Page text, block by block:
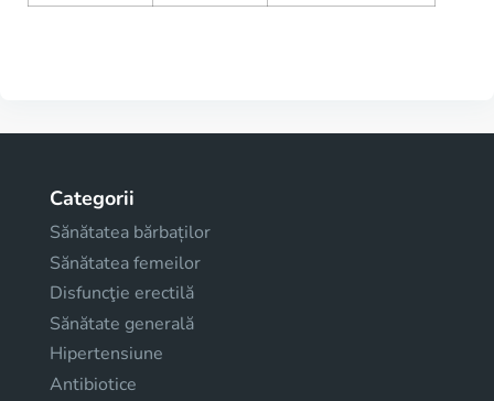
Categorii
Sănătatea bărbaților
Sănătatea femeilor
Disfuncţie erectilă
Sănătate generală
Hipertensiune
Antibiotice